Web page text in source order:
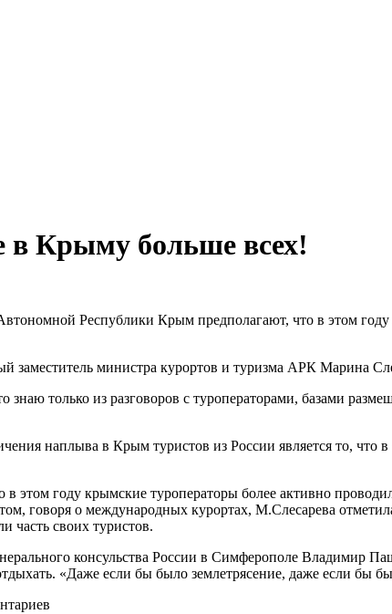
в Крыму больше всех!
Республики Крым предполагают, что в этом
заместитель министра курортов и туризма АРК Марина
знаю только из разговоров с туроператорами, базами
наплыва в Крым туристов из России является то, что
в этом году крымские туроператоры более активно
говоря о международных курортах, М.Слесарева
часть своих туристов.
консульства России в Симферополе Владимир
«Даже если бы было землетрясение, даже если